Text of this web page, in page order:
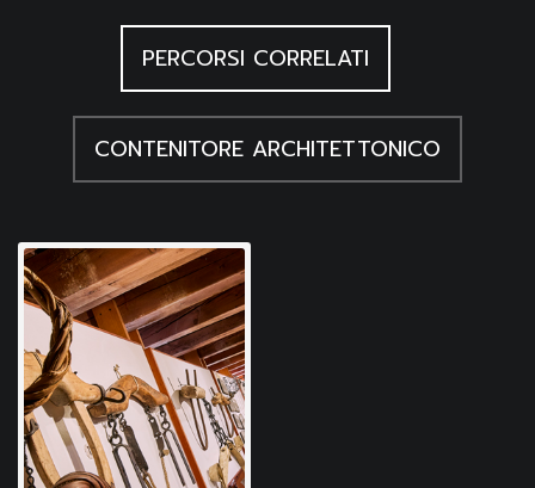
Peressi L., Il linguaggio tecnico in uno stal di Claut, in
Sot la Nape, Udine 1960, 3/4
PERCORSI CORRELATI
CONTENITORE ARCHITETTONICO